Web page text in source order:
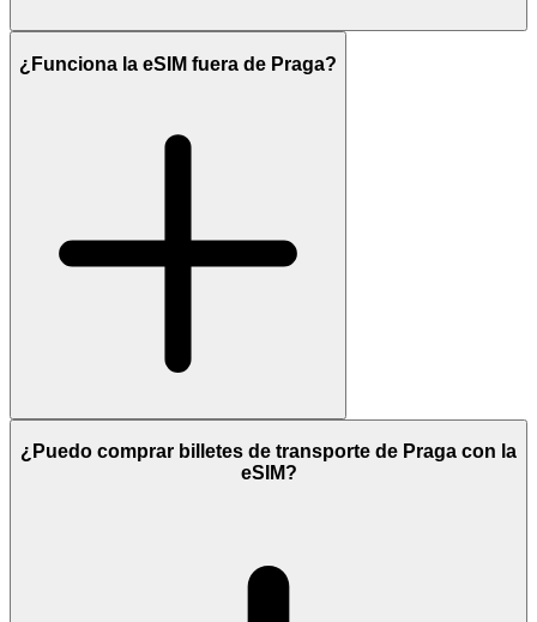
¿Funciona la eSIM fuera de Praga?
¿Puedo comprar billetes de transporte de Praga con la
eSIM?